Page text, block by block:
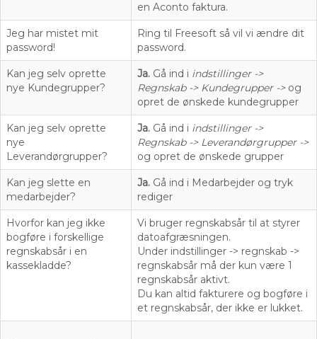
en Aconto faktura.
Jeg har mistet mit
password!
Ring til Freesoft så vil vi ændre dit
password.
Kan jeg selv oprette
nye Kundegrupper?
Ja. Gå ind i indstillinger ->
Regnskab -> Kundegrupper ->og
opret de ønskede kundegrupper
Kan jeg selv oprette
nye
Leverandørgrupper?
Ja. Gå ind i indstillinger ->
Regnskab -> Leverandørgrupper ->
og opret de ønskede grupper
Kan jeg slette en
medarbejder?
Ja. Gå ind i Medarbejder og tryk
rediger
Hvorfor kan jeg ikke
bogføre i forskellige
regnskabsår i en
kassekladde?
Vi bruger regnskabsår til at styrer
datoafgræsningen.
Under indstillinger -> regnskab ->
regnskabsår må der kun være 1
regnskabsår aktivt.
Du kan altid fakturere og bogføre i
et regnskabsår, der ikke er lukket.